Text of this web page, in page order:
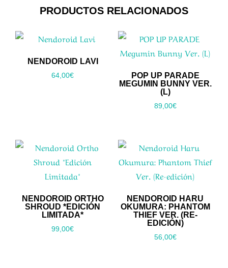
PRODUCTOS RELACIONADOS
NENDOROID LAVI
64,00€
POP UP PARADE
MEGUMIN BUNNY VER.
(L)
89,00€
NENDOROID ORTHO
SHROUD *EDICIÓN
LIMITADA*
99,00€
NENDOROID HARU
OKUMURA: PHANTOM
THIEF VER. (RE-
EDICIÓN)
56,00€